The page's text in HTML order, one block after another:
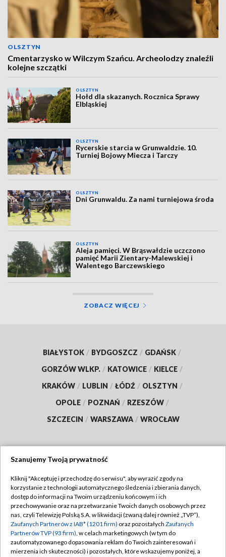
OLSZTYN
Cmentarzysko w Wilczym Szańcu. Archeolodzy znaleźli
kolejne szczątki
OLSZTYN
Hołd dla skazanych. Rocznica Sprawy
Elbląskiej
OLSZTYN
Rycerskie starcia w Grunwaldzie. 10.
Turniej Bojowy Miecza i Tarczy
OLSZTYN
Dni Grunwaldu. Za nami turniejowa środa
OLSZTYN
Aleja pamięci. W Brąswałdzie uczczono
pamięć Marii Zientary-Malewskiej i
Walentego Barczewskiego
ZOBACZ WIĘCEJ
BIAŁYSTOK / BYDGOSZCZ / GDAŃSK /
GORZÓW WLKP. / KATOWICE / KIELCE /
KRAKÓW / LUBLIN / ŁÓDŹ / OLSZTYN /
OPOLE / POZNAŃ / RZESZÓW /
SZCZECIN / WARSZAWA / WROCŁAW
TVP
Abonament TVP
Emisja w TVP
Centrum informacji TVP
Naziemna Telewizja Cyfrowa
Regulamin TVP
Polityka prywatności
Moje zgody
Szanujemy Twoją prywatność
Kliknij "Akceptuję i przechodzę do serwisu", aby wyrazić zgody na
korzystanie z technologii automatycznego śledzenia i zbierania danych,
dostęp do informacji na Twoim urządzeniu końcowym i ich
przechowywanie oraz na przetwarzanie Twoich danych osobowych przez
nas, czyli Telewizję Polską S.A. w likwidacji (zwaną dalej również „TVP”),
Zaufanych Partnerów z IAB* (1201 firm) oraz pozostałych Zaufanych
Partnerów TVP (93 firm), w celach marketingowych (w tym do
zautomatyzowanego dopasowania reklam do Twoich zainteresowań i
mierzenia ich skuteczności) i pozostałych, które wskazujemy poniżej, a